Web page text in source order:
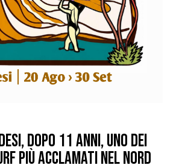
dopo 11 anni, uno dei
più acclamati nel nord